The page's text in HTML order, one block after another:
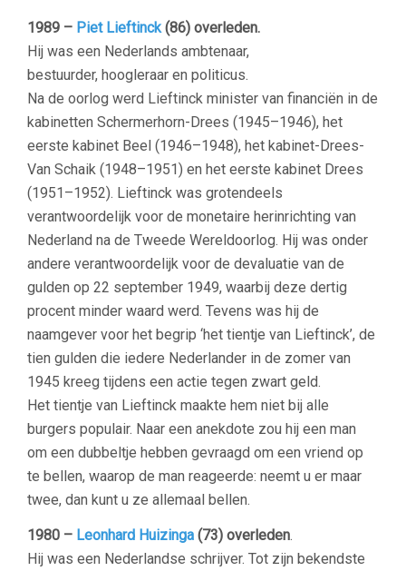
1989 – Piet Lieftinck(86) overleden.
Hij was een Nederlands ambtenaar,
bestuurder, hoogleraar en politicus.
Na de oorlog werd Lieftinck minister van financiën in de
kabinetten Schermerhorn-Drees (1945–1946), het
eerste kabinet Beel (1946–1948), het kabinet-Drees-
Van Schaik (1948–1951) en het eerste kabinet Drees
(1951–1952). Lieftinck was grotendeels
verantwoordelijk voor de monetaire herinrichting van
Nederland na de Tweede Wereldoorlog. Hij was onder
andere verantwoordelijk voor de devaluatie van de
gulden op 22 september 1949, waarbij deze dertig
procent minder waard werd. Tevens was hij de
naamgever voor het begrip ‘het tientje van Lieftinck’, de
tien gulden die iedere Nederlander in de zomer van
1945 kreeg tijdens een actie tegen zwart geld.
Het tientje van Lieftinck maakte hem niet bij alle
burgers populair. Naar een anekdote zou hij een man
om een dubbeltje hebben gevraagd om een vriend op
te bellen, waarop de man reageerde: neemt u er maar
twee, dan kunt u ze allemaal bellen.
1980 – Leonhard Huizinga (73) overleden.
Hij was een Nederlandse schrijver. Tot zijn bekendste